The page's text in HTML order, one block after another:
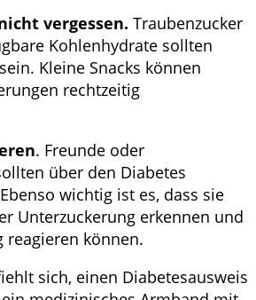
vergessen. Traubenzucker
Kohlenhydrate sollten
Kleine Snacks können
rechtzeitig
. Freunde oder
über den Diabetes
wichtig ist es, dass sie
Unterzuckerung erkennen und
können.
sich, einen Diabetesausweis